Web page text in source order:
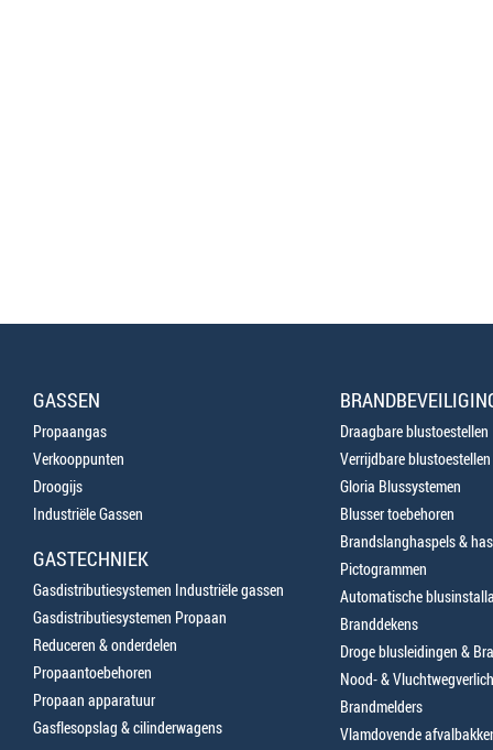
GASSEN
Propaangas
Verkooppunten
Droogijs
Industriële Gassen
GASTECHNIEK
Gasdistributiesystemen Industriële gassen
Gasdistributiesystemen Propaan
Reduceren & onderdelen
Propaantoebehoren
Propaan apparatuur
Gasflesopslag & cilinderwagens
Draagbare blustoestellen
Verrijdbare blustoestellen
Gloria Blussystemen
Blusser toebehoren
Brandslanghaspels &
Pictogrammen
Automatische
Branddekens
Droge blusleidingen &
Nood- &
Brandmelders
Vlamdovende